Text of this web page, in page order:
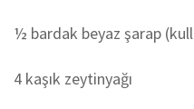
½ bardak beyaz şarap
4 kaşık zeytinyağı